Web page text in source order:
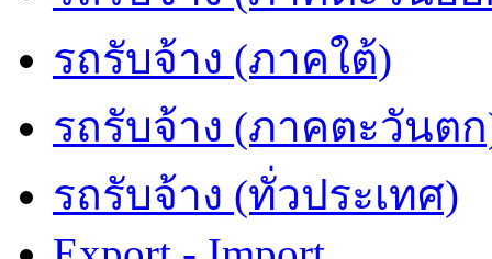
รถรับจ้าง (ภาคใต้)
รถรับจ้าง (ภาคตะวันต
รถรับจ้าง (ทั่วประเทศ)